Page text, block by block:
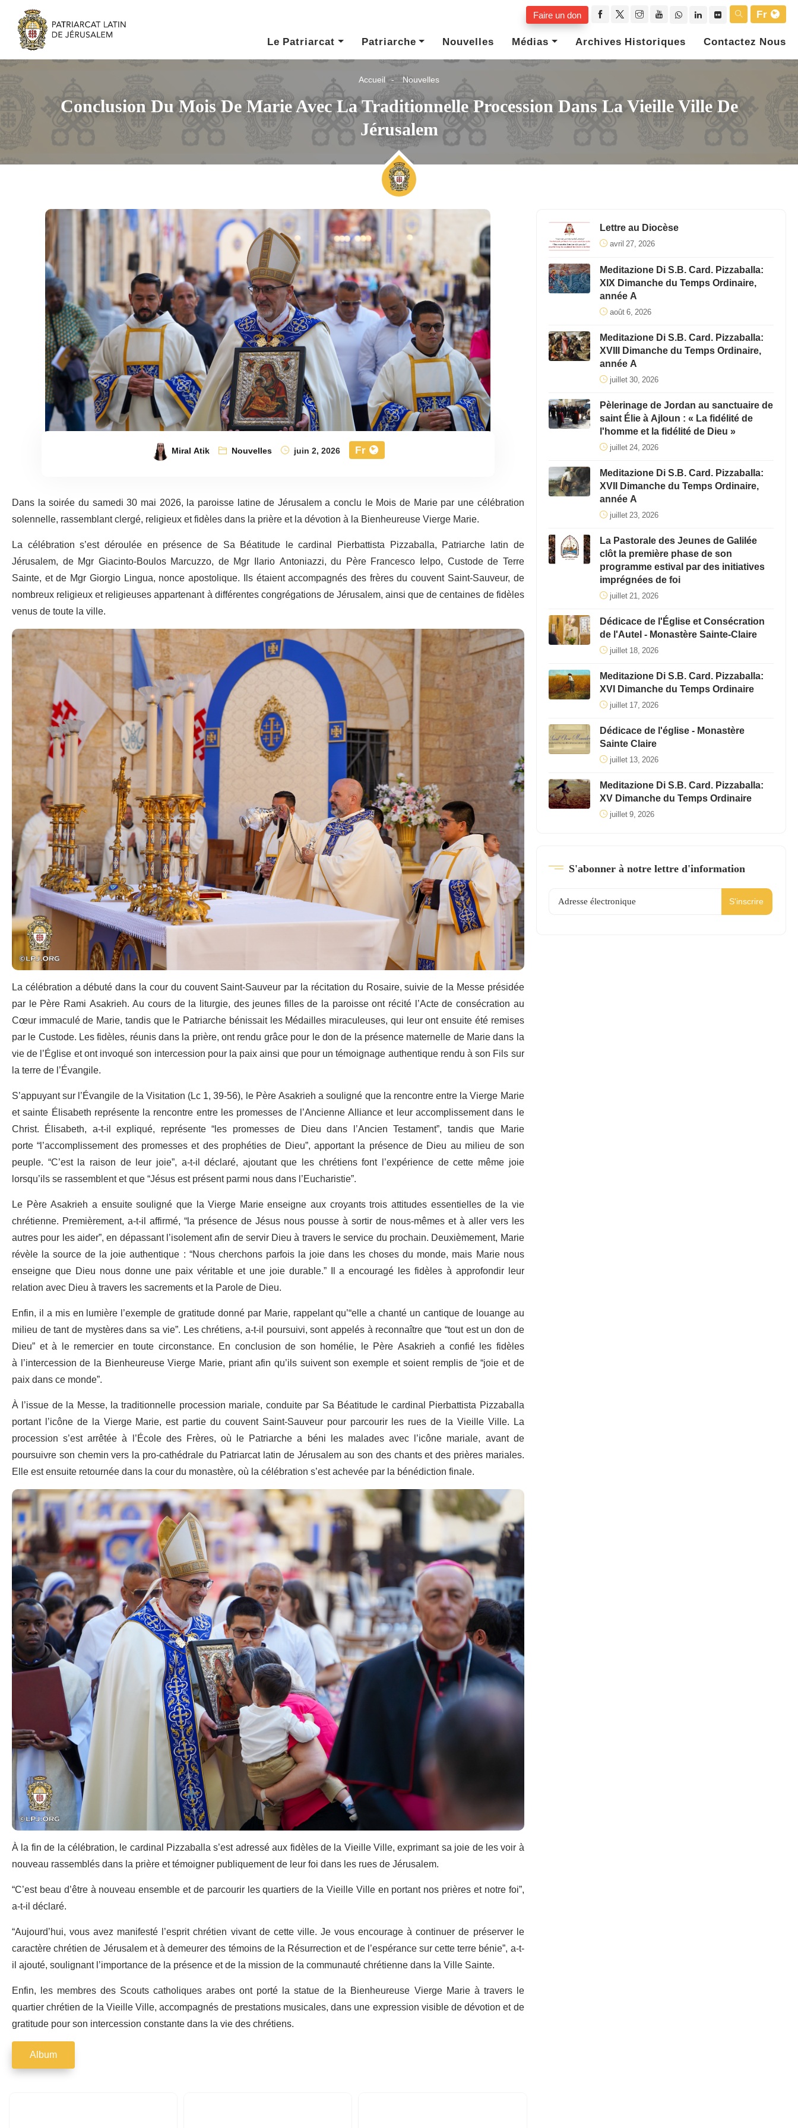
Faire un don
Fr
Le Patriarcat
Patriarche Nouvelles Médias Archives Historiques Contactez Nous
Accueil Nouvelles
Conclusion Du Mois De Marie Avec La Traditionnelle Procession Dans La Vieille Ville De
Jérusalem
Miral Atik Nouvelles juin 2, 2026 Fr
Dans la soirée du samedi 30 mai 2026, la paroisse latine de Jérusalem a conclu le Mois de Marie par une célébration
solennelle, rassemblant clergé, religieux et fidèles dans la prière et la dévotion à la Bienheureuse Vierge Marie.
La célébration s’est déroulée en présence de Sa Béatitude le cardinal Pierbattista Pizzaballa, Patriarche latin de
Jérusalem, de Mgr Giacinto-Boulos Marcuzzo, de Mgr Ilario Antoniazzi, du Père Francesco Ielpo, Custode de Terre
Sainte, et de Mgr Giorgio Lingua, nonce apostolique. Ils étaient accompagnés des frères du couvent Saint-Sauveur, de
nombreux religieux et religieuses appartenant à différentes congrégations de Jérusalem, ainsi que de centaines de fidèles
venus de toute la ville.
La célébration a débuté dans la cour du couvent Saint-Sauveur par la récitation du Rosaire, suivie de la Messe présidée
par le Père Rami Asakrieh. Au cours de la liturgie, des jeunes filles de la paroisse ont récité l’Acte de consécration au
Cœur immaculé de Marie, tandis que le Patriarche bénissait les Médailles miraculeuses, qui leur ont ensuite été remises
par le Custode. Les fidèles, réunis dans la prière, ont rendu grâce pour le don de la présence maternelle de Marie dans la
vie de l’Église et ont invoqué son intercession pour la paix ainsi que pour un témoignage authentique rendu à son Fils sur
la terre de l’Évangile.
S’appuyant sur l’Évangile de la Visitation (Lc 1, 39-56), le Père Asakrieh a souligné que la rencontre entre la Vierge Marie
et sainte Élisabeth représente la rencontre entre les promesses de l’Ancienne Alliance et leur accomplissement dans le
Christ. Élisabeth, a-t-il expliqué, représente “les promesses de Dieu dans l’Ancien Testament”, tandis que Marie
porte “l’accomplissement des promesses et des prophéties de Dieu”, apportant la présence de Dieu au milieu de son
peuple. “C’est la raison de leur joie”, a-t-il déclaré, ajoutant que les chrétiens font l’expérience de cette même joie
lorsqu’ils se rassemblent et que “Jésus est présent parmi nous dans l’Eucharistie”.
Le Père Asakrieh a ensuite souligné que la Vierge Marie enseigne aux croyants trois attitudes essentielles de la vie
chrétienne. Premièrement, a-t-il affirmé, “la présence de Jésus nous pousse à sortir de nous-mêmes et à aller vers les
autres pour les aider”, en dépassant l’isolement afin de servir Dieu à travers le service du prochain. Deuxièmement, Marie
révèle la source de la joie authentique : “Nous cherchons parfois la joie dans les choses du monde, mais Marie nous
enseigne que Dieu nous donne une paix véritable et une joie durable.” Il a encouragé les fidèles à approfondir leur
relation avec Dieu à travers les sacrements et la Parole de Dieu.
Enfin, il a mis en lumière l’exemple de gratitude donné par Marie, rappelant qu’“elle a chanté un cantique de louange au
milieu de tant de mystères dans sa vie”. Les chrétiens, a-t-il poursuivi, sont appelés à reconnaître que “tout est un don de
Dieu” et à le remercier en toute circonstance. En conclusion de son homélie, le Père Asakrieh a confié les fidèles
à l’intercession de la Bienheureuse Vierge Marie, priant afin qu’ils suivent son exemple et soient remplis de “joie et de
paix dans ce monde”.
À l’issue de la Messe, la traditionnelle procession mariale, conduite par Sa Béatitude le cardinal Pierbattista Pizzaballa
portant l’icône de la Vierge Marie, est partie du couvent Saint-Sauveur pour parcourir les rues de la Vieille Ville. La
procession s’est arrêtée à l’École des Frères, où le Patriarche a béni les malades avec l’icône mariale, avant de
poursuivre son chemin vers la pro-cathédrale du Patriarcat latin de Jérusalem au son des chants et des prières mariales.
Elle est ensuite retournée dans la cour du monastère, où la célébration s’est achevée par la bénédiction finale.
À la fin de la célébration, le cardinal Pizzaballa s’est adressé aux fidèles de la Vieille Ville, exprimant sa joie de les voir à
nouveau rassemblés dans la prière et témoigner publiquement de leur foi dans les rues de Jérusalem.
“C’est beau d’être à nouveau ensemble et de parcourir les quartiers de la Vieille Ville en portant nos prières et notre foi”,
a-t-il déclaré.
“Aujourd’hui, vous avez manifesté l’esprit chrétien vivant de cette ville. Je vous encourage à continuer de préserver le
caractère chrétien de Jérusalem et à demeurer des témoins de la Résurrection et de l’espérance sur cette terre bénie”, a-t-
il ajouté, soulignant l’importance de la présence et de la mission de la communauté chrétienne dans la Ville Sainte.
Enfin, les membres des Scouts catholiques arabes ont porté la statue de la Bienheureuse Vierge Marie à travers le
quartier chrétien de la Vieille Ville, accompagnés de prestations musicales, dans une expression visible de dévotion et de
gratitude pour son intercession constante dans la vie des chrétiens.
Album
Lettre au Diocèse
avril 27, 2026
Meditazione Di S.B. Card. Pizzaballa:
XIX Dimanche du Temps Ordinaire,
année A
août 6, 2026
Meditazione Di S.B. Card. Pizzaballa:
XVIII Dimanche du Temps Ordinaire,
année A
juillet 30, 2026
Pèlerinage de Jordan au sanctuaire de
saint Élie à Ajloun : « La fidélité de
l'homme et la fidélité de Dieu »
juillet 24, 2026
Meditazione Di S.B. Card. Pizzaballa:
XVII Dimanche du Temps Ordinaire,
année A
juillet 23, 2026
La Pastorale des Jeunes de Galilée
clôt la première phase de son
programme estival par des initiatives
imprégnées de foi
juillet 21, 2026
Dédicace de l'Église et Consécration
de l'Autel - Monastère Sainte-Claire
juillet 18, 2026
Meditazione Di S.B. Card. Pizzaballa:
XVI Dimanche du Temps Ordinaire
juillet 17, 2026
Dédicace de l'église - Monastère
Sainte Claire
juillet 13, 2026
Meditazione Di S.B. Card. Pizzaballa:
XV Dimanche du Temps Ordinaire
juillet 9, 2026
S'abonner à notre lettre d'information
S'inscrire